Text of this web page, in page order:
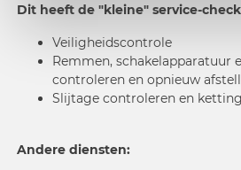
Dit heeft de "kleine" service-
Veiligheidscontrole
Remmen, schakelapparatuur
controleren en opnieuw
Slijtage controleren en
Andere diensten: